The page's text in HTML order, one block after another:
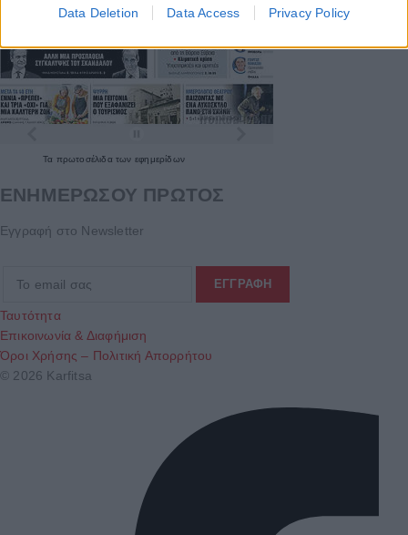
Data Deletion Data Access Privacy Policy
Τα πρωτοσέλιδατων εφημερίδων
ΕΝΗΜΕΡΩΣΟΥ ΠΡΩΤΟΣ
Εγγραφή στο Newsletter
Ταυτότητα
Επικοινωνία & Διαφήμιση
Όροι Χρήσης – Πολιτική Απορρήτου
© 2026 Karfitsa